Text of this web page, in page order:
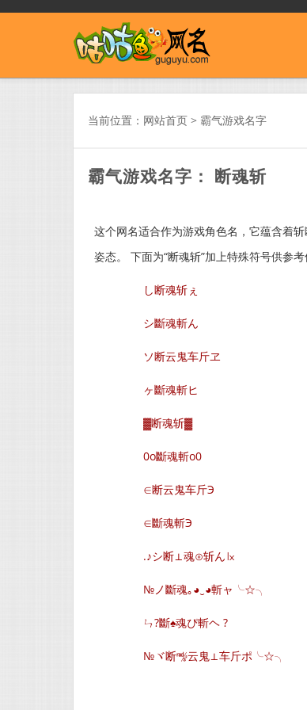
当前位置： 网站首页 > 霸气游戏名字
霸气游戏名字： 断魂斩
这个网名适合作为游戏角色名，它蕴含着
姿态。 下面为“断魂斩”加上特殊符号供参考
し断魂斩ぇ
シ斷魂斬ん
ソ断云鬼车斤ヱ
ヶ斷魂斬ヒ
▓断魂斩▓
0o斷魂斬o0
∈断云鬼车斤Э
∈斷魂斬Э
.♪シ断⊥魂⊙斩ん㏓
№ノ斷魂｡◕‿◕斬ャ╰☆╮
ㄣ?斷♠魂ぴ斬ヘ ?
№ヾ断㎯云鬼⊥车斤ポ╰☆╮